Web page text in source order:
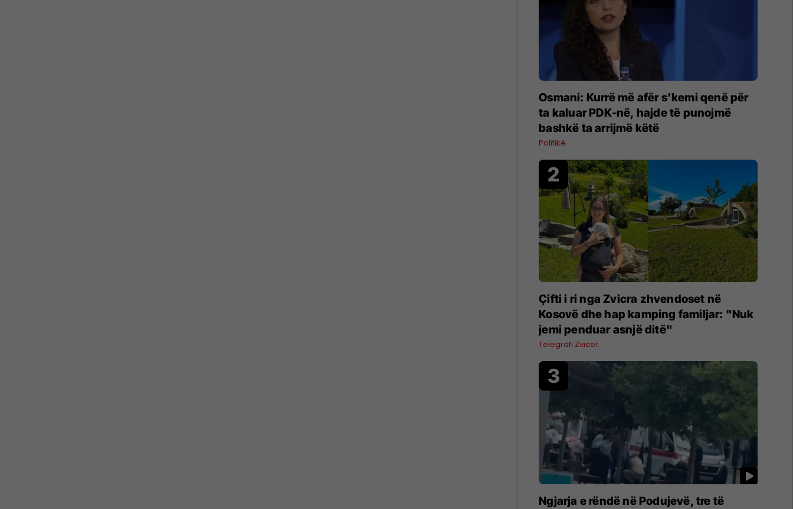
Osmani: Kurrë më afër s’kemi qenë për
ta kaluar PDK-në, hajde të punojmë
bashkë ta arrijmë këtë
Politikë
Çifti i ri nga Zvicra zhvendoset në
Kosovë dhe hap kamping familjar: "Nuk
jemi penduar asnjë ditë"
Telegrafi Zvicer
Ngjarja e rëndë në Podujevë, tre të